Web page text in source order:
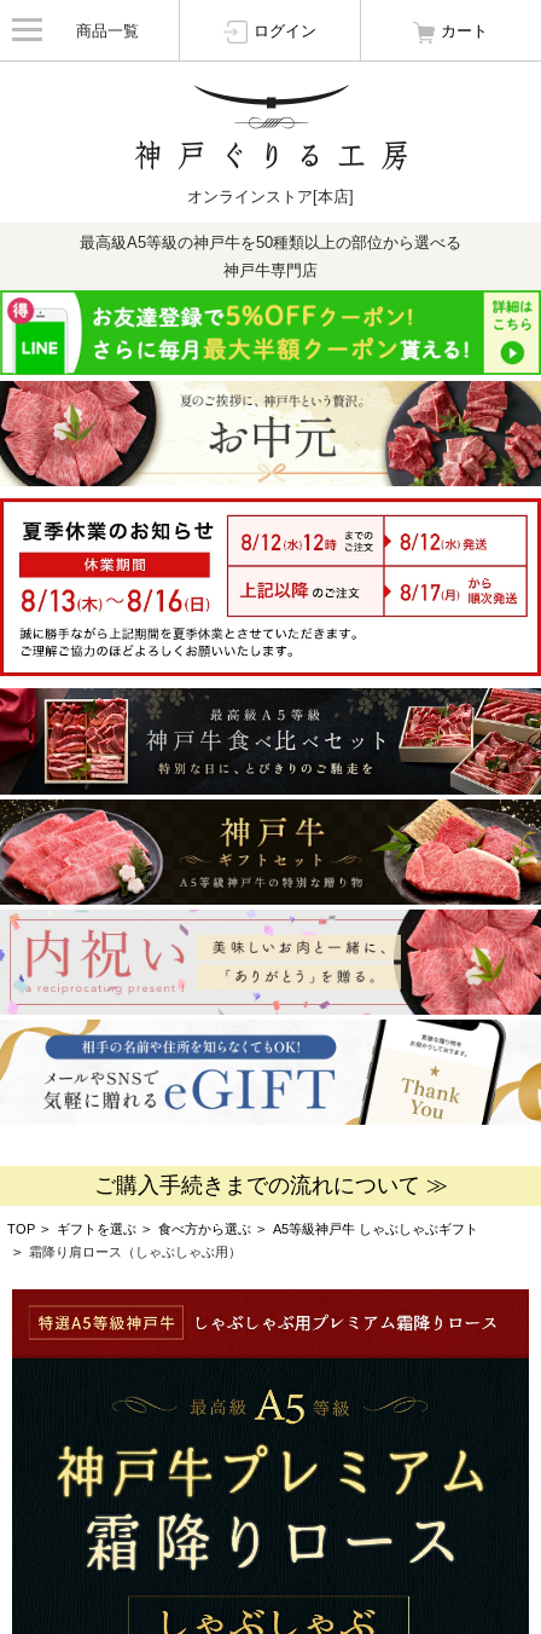
商品一覧 ログイン カート
オンラインストア[本店]
最高級A5等級の神戸牛を50種類以上の部位から選べる
神戸牛専門店
ご購入手続きまでの流れについて ≫
TOP > ギフトを選ぶ > 食べ方から選ぶ > A5等級神戸牛 しゃぶしゃぶギフト
> 霜降り肩ロース（しゃぶしゃぶ用）